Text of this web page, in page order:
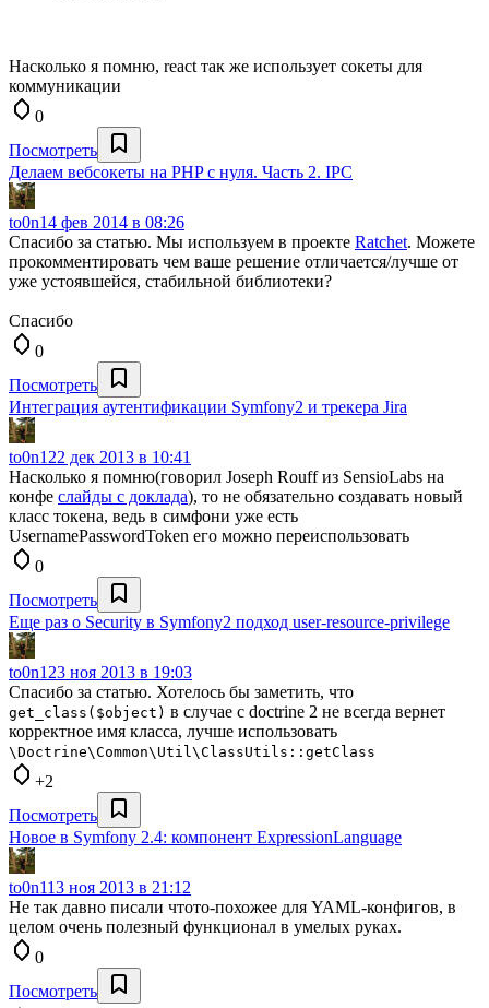
Насколько я помню, react так же использует сокеты для
коммуникации
0
Посмотреть
Делаем вебсокеты на PHP с нуля. Часть 2. IPC
to0n14 фев 2014 в 08:26
Спасибо за статью. Мы используем в проекте Ratchet. Можете
прокомментировать чем ваше решение отличается/лучше от
уже устоявшейся, стабильной библиотеки?
Спасибо
0
Посмотреть
Интеграция аутентификации Symfony2 и трекера Jira
to0n1 22 дек 2013 в 10:41
Насколько я помню(говорил Joseph Rouff из SensioLabs на
конфе слайды с доклада), то не обязательно создавать новый
класс токена, ведь в симфони уже есть
UsernamePasswordToken его можно переиспользовать
0
Посмотреть
Еще раз о Security в Symfony2 подход user-resource-privilege
to0n1 23 ноя 2013 в 19:03
Спасибо за статью. Хотелось бы заметить, что
get_class($object) в случае с doctrine 2 не всегда вернет
корректное имя класса, лучше использовать
\Doctrine\Common\Util\ClassUtils::getClass
+2
Посмотреть
Новое в Symfony 2.4: компонент ExpressionLanguage
to0n113 ноя 2013 в 21:12
Не так давно писали чтото-похожее для YAML-конфигов, в
целом очень полезный функционал в умелых руках.
0
Посмотреть